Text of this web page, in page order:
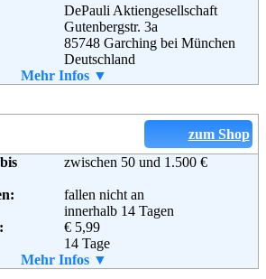
Blog
DePauli Aktiengesellschaft
Gutenbergstr. 3a
85748 Garching bei München
Deutschland
01803 / 400 518
Mehr Infos ▼
zum Shop
zwischen 50 und 1.500 €
fallen nicht an
innerhalb 14 Tagen
€ 5,99
14 Tage
Ja
Mehr Infos ▼